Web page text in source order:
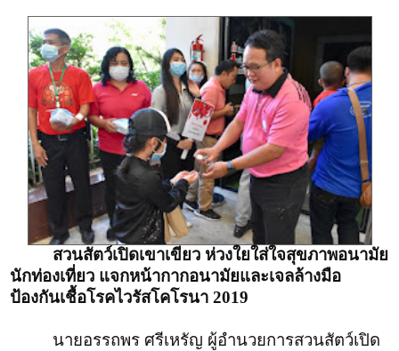
สวนสัตว์เปิดเขาเขียว ห่วงใยใส่ใจสุขภาพอนามัย
นักท่องเที่ยว แจกหน้ากากอนามัยและเจลล้างมือ
ป้องกันเชื้อโรคไวรัสโคโรนา 2019
นายอรรถพร ศรีเหรัญ ผู้อำนวยการสวนสัตว์เปิด